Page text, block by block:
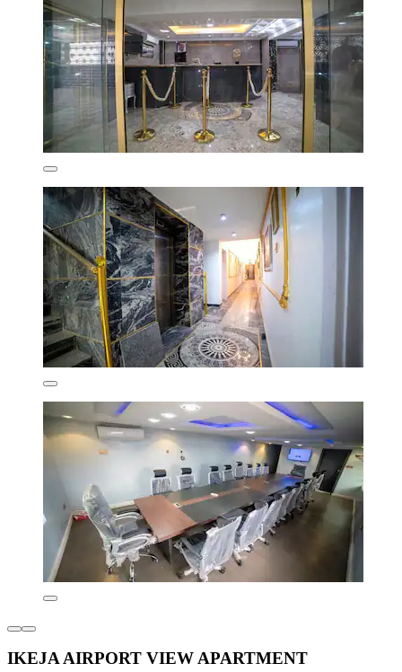
IKEJA AIRPORT VIEW APARTMENT